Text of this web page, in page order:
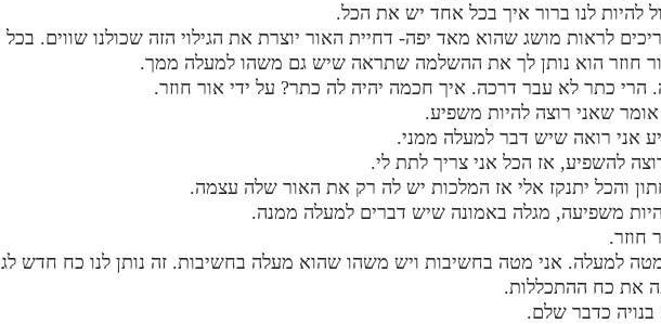
להיות לנו ברור איך בכל אחד יש את הכל.
לראות מושג שהוא מאד יפה- דחיית האור יוצרת את הגילוי הזה שכולנו שווים.
חוזר הוא נותן לך את ההשלמה שתראה שיש גם משהו למעלה ממך.
כתר לא עבר דרכה. איך חכמה יהיה לה כתר? על ידי אור חוזר.
אומר שאני רוצה להיות משפיע.
אני רואה שיש דבר למעלה ממני.
להשפיע, אז הכל אני צריך לתת לי.
והכל יתנקז אלי אז המלכות יש לה רק את האור שלה עצמה.
משפיעה, מגלה באמונה שיש דברים למעלה ממנה.
חוזר.
למעלה. אני מטה בחשיבות ויש משהו שהוא מעלה בחשיבות. זה נותן לנו כח חדש
את כח ההתכללות.
כדבר שלם.